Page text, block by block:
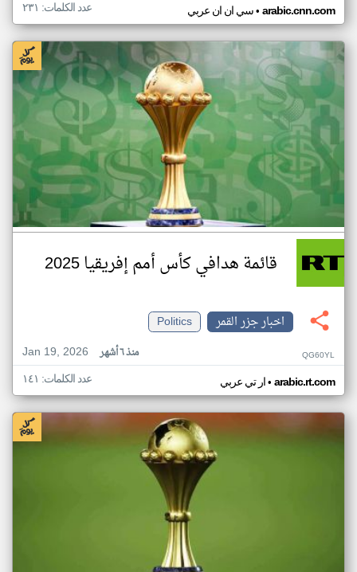
سي ان ان عربي• arabic.cnn.com عدد الكلمات: ٢٣١
قائمة هدافي كأس أمم إفريقيا 2025
اخبار جزر القمر
Politics
Jan 19, 2026
منذ ٦ أشهر QG60YL
ار تي عربي• arabic.rt.com عدد الكلمات: ١٤١